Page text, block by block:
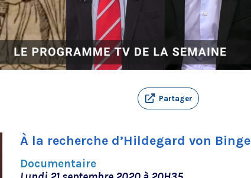
Partager
À la recherche d’Hildegard von
Documentaire